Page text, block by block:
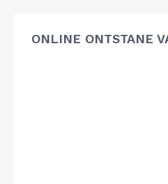
ONLINE ONTSTANE